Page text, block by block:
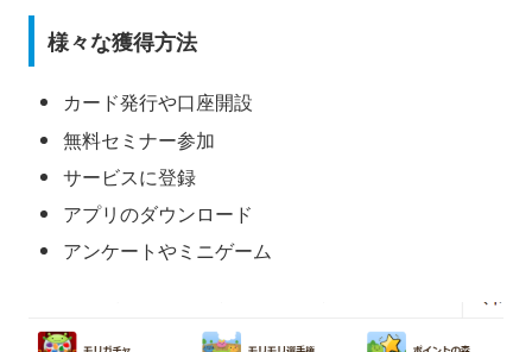
様々な獲得方法
カード発行や口座開設
無料セミナー参加
サービスに登録
アプリのダウンロード
アンケートやミニゲーム